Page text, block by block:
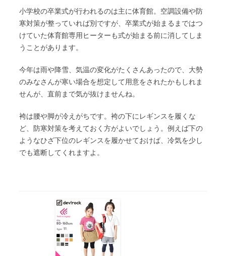
小学校の卒業式が行われるのは主に体育館。空調設備や防
寒対策が整っていれば別ですが、卒業式が始まるまではつ
けていた体育館専用ヒーターも式が始まる前に消してしま
うことがあります。
今年は雨や降雪、気温の変化がたくさんあったので、大勢
のみなさんが寒い場合を想定して用意をされたかもしれま
せんが、直前まで気が抜けませんね。
袴は腰や脚が冷えがちです。袴の下にレギンスを履くな
ど、防寒対策を考えておく方がよいでしょう。例えば下の
ようなひざ下位のレギンスを履かせておけば、冷気を少し
でも遮断してくれますよ。